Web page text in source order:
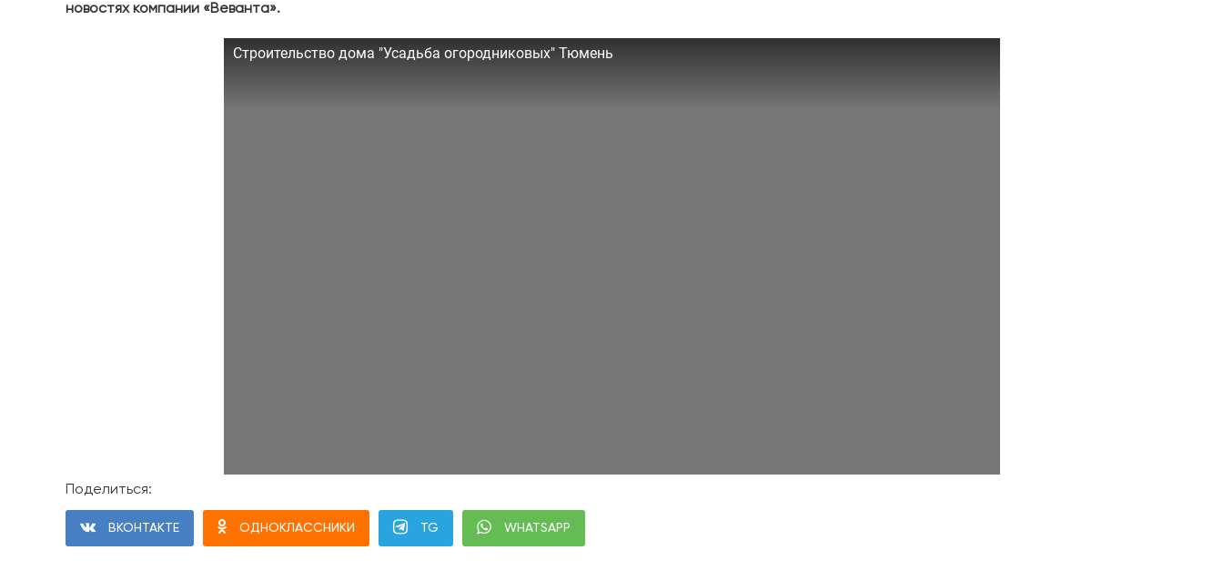
новостях компании «Веванта».
Строительство дома "Усадьба огородниковых" Тюмень
Поделиться:
ВКОНТАКТЕ ОДНОКЛАССНИКИ TG WHATSAPP